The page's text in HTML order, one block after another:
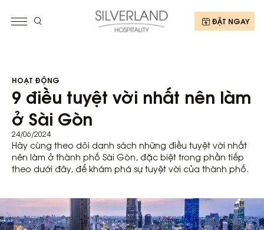
ĐẶT NGAY
HOẠT ĐỘNG
9 điều tuyệt vời nhất nên làm
ở Sài Gòn
24/06/2024
Hãy cùng theo dõi danh sách những điều tuyệt vời nhất
nên làm ở thành phố Sài Gòn, đặc biệt trong phần tiếp
theo dưới đây, để khám phá sự tuyệt vời của thành phố.